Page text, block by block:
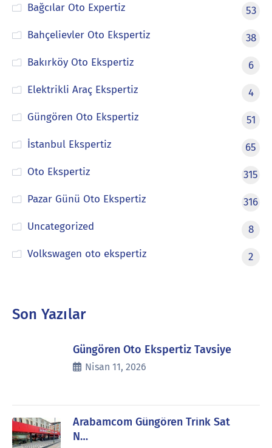
Bağcılar Oto Expertiz
53
Bahçelievler Oto Ekspertiz
38
Bakırköy Oto Ekspertiz
6
Elektrikli Araç Ekspertiz
4
Güngören Oto Ekspertiz
51
İstanbul Ekspertiz
65
Oto Ekspertiz
315
Pazar Günü Oto Ekspertiz
316
Uncategorized
8
Volkswagen oto ekspertiz
2
Son Yazılar
Güngören Oto Ekspertiz Tavsiye
Nisan 11, 2026
Arabamcom Güngören Trink Sat
N…